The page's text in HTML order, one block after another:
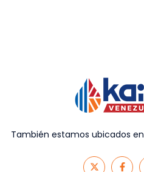
También estamos ubicados en